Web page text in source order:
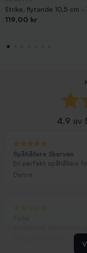
Strike, flytande 10,5 cm -
Pris
119,00 kr
4.9 av
Spåhållare Skarven
En perfekt spåhållare
Danne